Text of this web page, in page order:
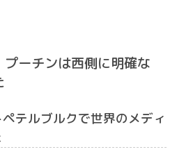
プーチンは西側に明確な
テルブルクで世界のメディ